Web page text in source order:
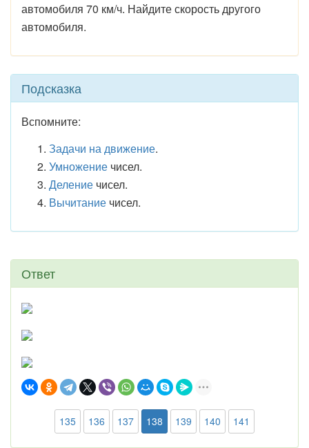
автомобиля 70 км/ч. Найдите скорость другого
автомобиля.
Подсказка
Вспомните:
Задачи на движение.
Умножение чисел.
Деление чисел.
Вычитание чисел.
Ответ
135 136 137 138 139 140 141